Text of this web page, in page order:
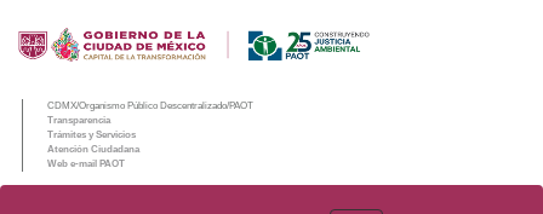
CDMX/Organismo Público Descentralizado/PAOT
Transparencia
Trámites y Servicios
Atención Ciudadana
Web e-mail PAOT